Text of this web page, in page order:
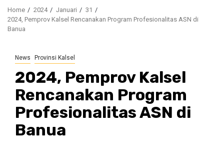
Home 2024 Januari
31
2024, Pemprov Kalsel Rencanakan Program Profesionalitas ASN di
Banua
News Provinsi Kalsel
2024, Pemprov Kalsel
Rencanakan Program
Profesionalitas ASN di
Banua